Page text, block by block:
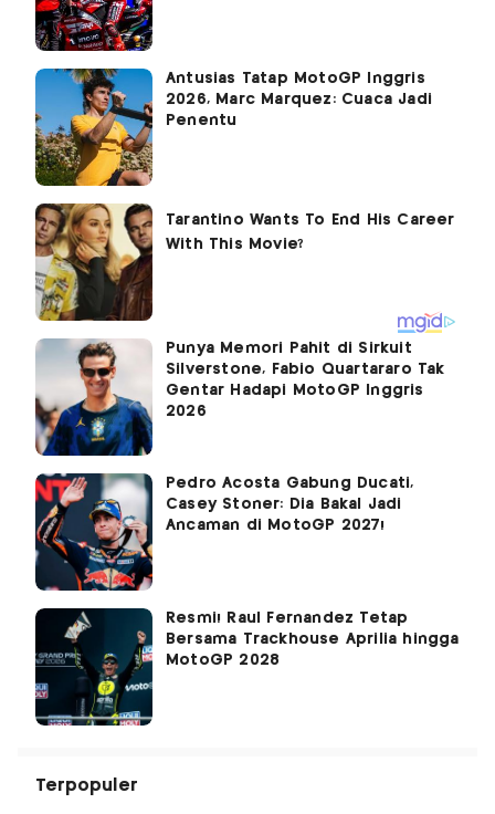
Antusias Tatap MotoGP Inggris
2026, Marc Marquez: Cuaca Jadi
Penentu
Punya Memori Pahit di Sirkuit
Silverstone, Fabio Quartararo Tak
Gentar Hadapi MotoGP Inggris
2026
Pedro Acosta Gabung Ducati,
Casey Stoner: Dia Bakal Jadi
Ancaman di MotoGP 2027!
Resmi! Raul Fernandez Tetap
Bersama Trackhouse Aprilia hingga
MotoGP 2028
Terpopuler